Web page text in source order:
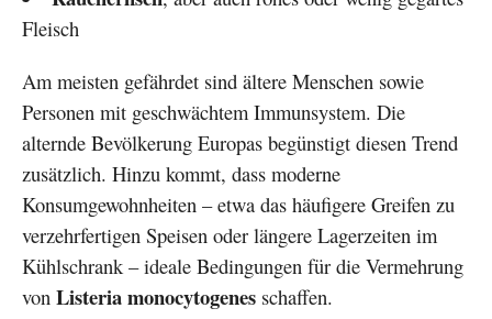
Fleisch
Am meisten gefährdet sind ältere Menschen sowie
Personen mit geschwächtem Immunsystem. Die
alternde Bevölkerung Europas begünstigt diesen Trend
zusätzlich. Hinzu kommt, dass moderne
Konsumgewohnheiten – etwa das häufigere Greifen zu
verzehrfertigen Speisen oder längere Lagerzeiten im
Kühlschrank – ideale Bedingungen für die Vermehrung
von Listeria monocytogenes schaffen.